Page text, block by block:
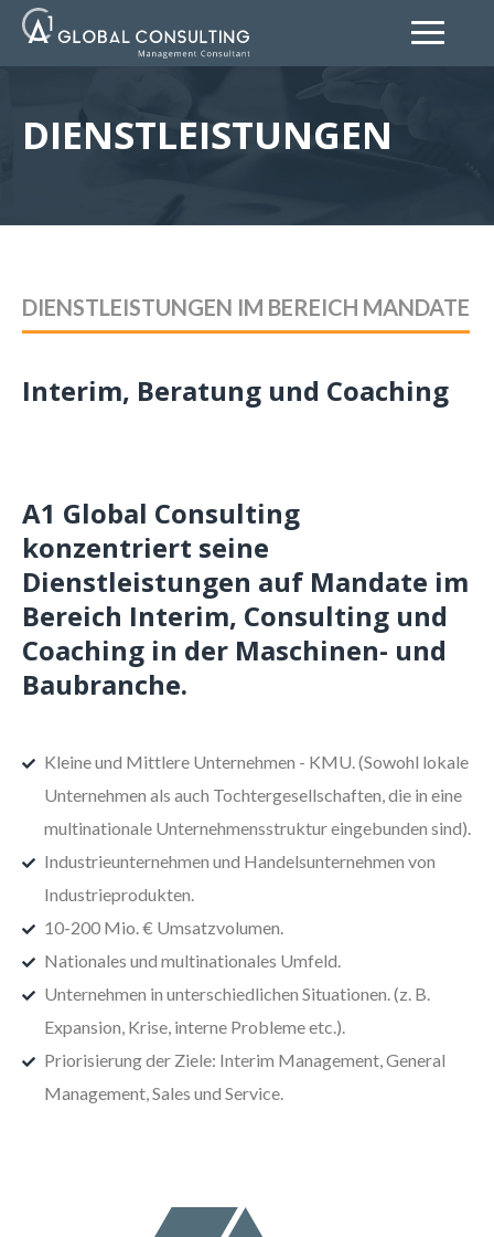
DIENSTLEISTUNGEN
DIENSTLEISTUNGEN IM BEREICH MANDATE
Interim, Beratung und Coaching
A1 Global Consulting
konzentriert seine
Dienstleistungen auf Mandate im
Bereich Interim, Consulting und
Coaching in der Maschinen- und
Baubranche.
Kleine und Mittlere Unternehmen - KMU. (Sowohl lokale
Unternehmen als auch Tochtergesellschaften, die in eine
multinationale Unternehmensstruktur eingebunden sind).
Industrieunternehmen und Handelsunternehmen von
Industrieprodukten.
10-200 Mio. € Umsatzvolumen.
Nationales und multinationales Umfeld.
Unternehmen in unterschiedlichen Situationen. (z. B.
Expansion, Krise, interne Probleme etc.).
Priorisierung der Ziele: Interim Management, General
Management, Sales und Service.